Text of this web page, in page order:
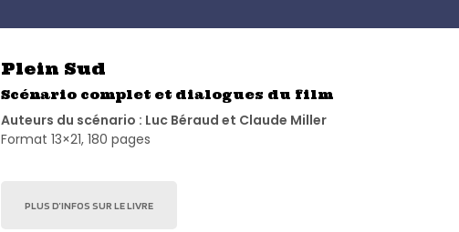
Plein Sud
Scénario complet et dialogues du film
Auteurs du scénario : Luc Béraud et Claude Miller
Format 13×21, 180 pages
PLUS D’INFOS SUR LE LIVRE